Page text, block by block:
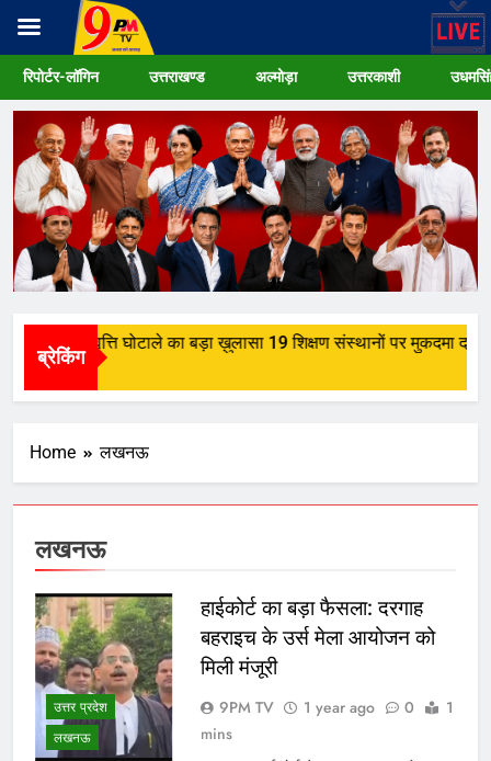
Skip
content
रिपोर्टर-लॉगिन उत्तराखण्ड अल्मोड़ा उत्तरकाशी
ब्रेकिंग
में छात्रवृत्ति घोटाले का बड़ा ख़ुलासा 19 शिक्षण संस्थानों पर मुकदमा दर्ज
Ago
Home लखनऊ
लखनऊ
उत्तर प्रदेश
लखनऊ
हाईकोर्ट का बड़ा फैसला: दरगाह
बहराइच के उर्स मेला आयोजन को
मिली मंजूरी
9PM TV 1 year ago 0
1
mins